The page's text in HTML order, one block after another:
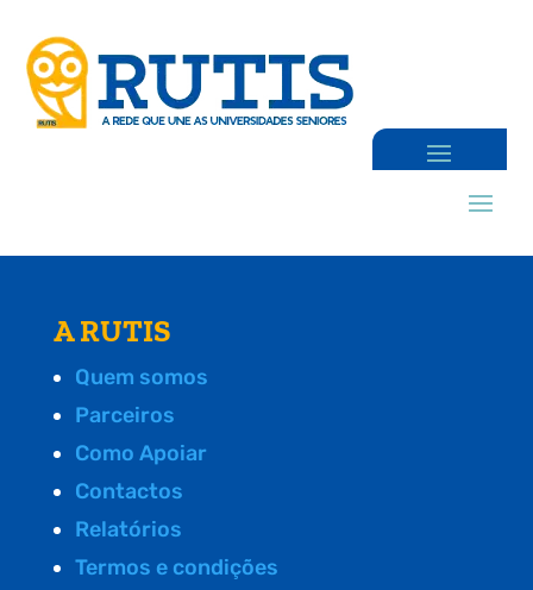
A RUTIS
Quem somos
Parceiros
Como Apoiar
Contactos
Relatórios
Termos e condições